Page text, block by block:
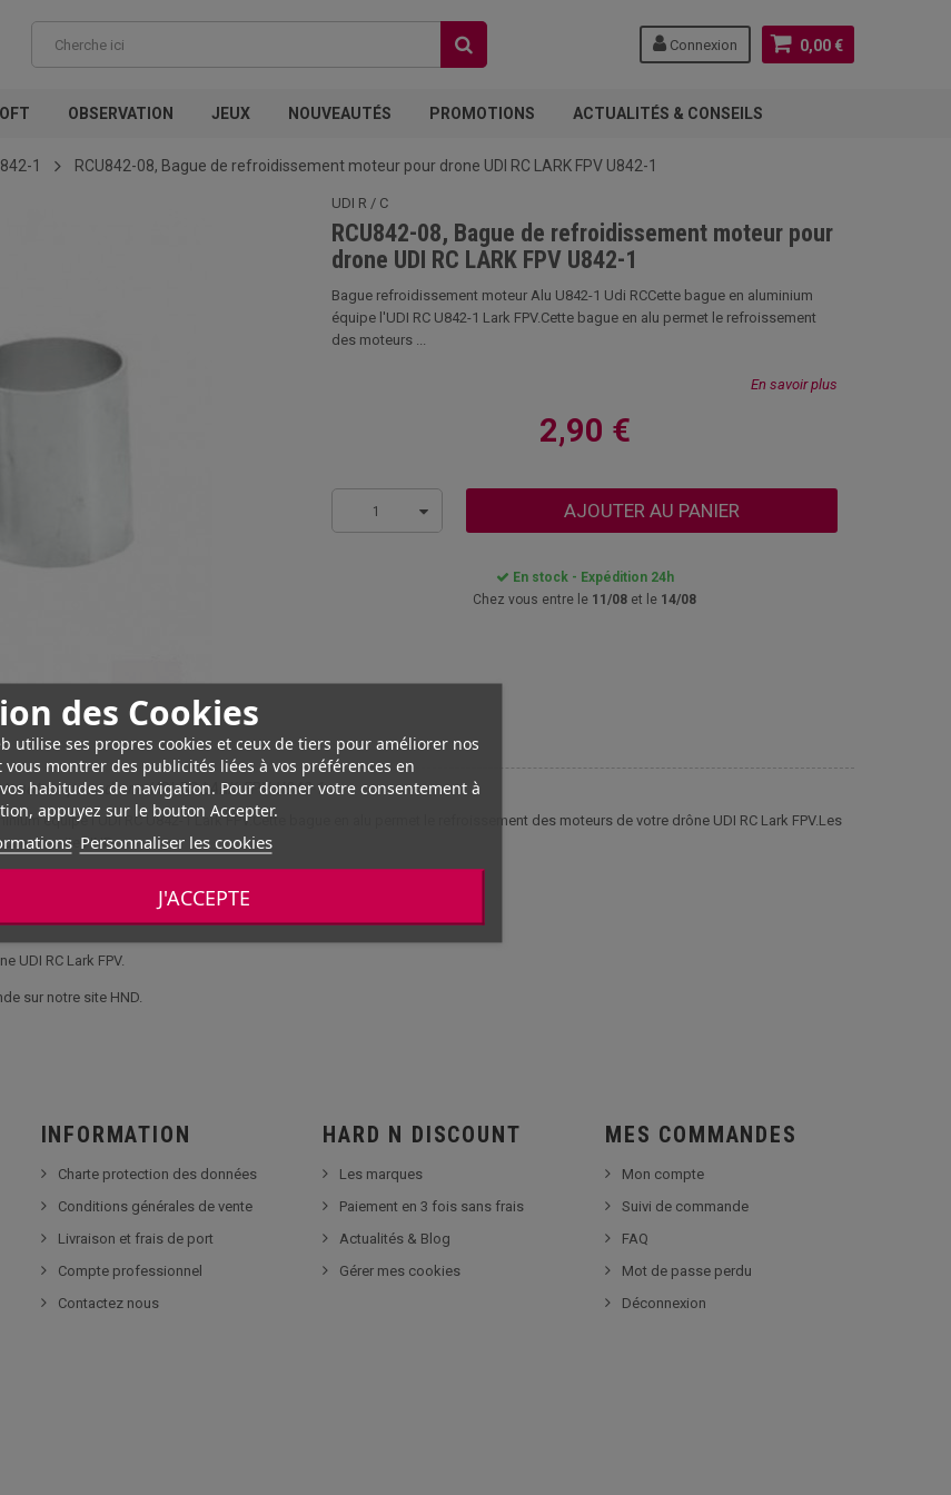
0,00 €
Connexion
OBSERVATION JEUX NOUVEAUTÉS PROMOTIONS ACTUALITÉS & CONSEILS
des Cookies
utilise ses propres cookies et ceux de tiers pour améliorer nos
vous montrer des publicités liées à vos préférences en
habitudes de navigation. Pour donner votre consentement à
appuyez sur le bouton Accepter.
Personnaliser les cookies
J'ACCEPTE
1 RCU842-08, Bague de refroidissement moteur pour drone UDI RC LARK FPV U842-1
UDI R / C
RCU842-08, Bague de refroidissement moteur pour
drone UDI RC LARK FPV U842-1
Bague refroidissement moteur Alu U842-1 Udi RCCette bague en aluminium
équipe l'UDI RC U842-1 Lark FPV.Cette bague en alu permet le refroissement
des moteurs ...
En savoir plus
2,90 €
1 AJOUTER AU PANIER
En stock - Expédition 24h
Chez vous entre le 11/08 et le 14/08
pour drone UDI RC LARK FPV U842-1
équipe l'UDI RC U842-1 Lark FPV.Cette bague en alu permet le refroissement des moteurs de votre drône UDI RC Lark FPV.Les
notre site HND.
UDI RC Lark FPV.
sur notre site HND.
INFORMATION
Charte protection des données
Conditions générales de vente
Livraison et frais de port
Compte professionnel
Contactez nous
HARD N DISCOUNT
Les marques
Paiement en 3 fois sans frais
Actualités & Blog
Gérer mes cookies
MES COMMANDES
Mon compte
Suivi de commande
FAQ
Mot de passe perdu
Déconnexion